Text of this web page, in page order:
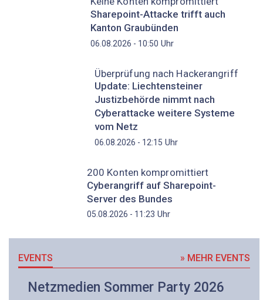
Sharepoint-Attacke trifft auch
Kanton Graubünden
06.08.2026 - 10:50 Uhr
Überprüfung nach Hackerangriff
Update: Liechtensteiner
Justizbehörde nimmt nach
Cyberattacke weitere Systeme
vom Netz
06.08.2026 - 12:15 Uhr
200 Konten kompromittiert
Cyberangriff auf Sharepoint-
Server des Bundes
05.08.2026 - 11:23 Uhr
EVENTS » MEHR EVENTS
Netzmedien Sommer Party 2026